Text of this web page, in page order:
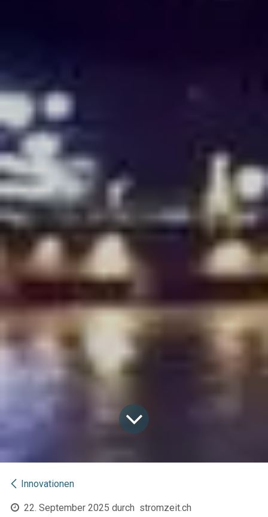
Innovationen
22. September 2025 durch stromzeit.ch